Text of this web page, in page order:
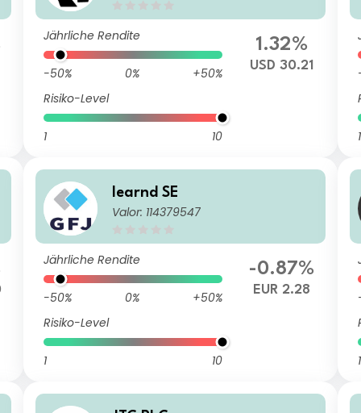
Jährliche Rendite
-50% 0%
+50%
Risiko-Level
1 10
1.32%
USD 30.21
1
learnd SE
Valor: 114379547
Jährliche Rendite
-50% 0%
+50%
Risiko-Level
1 10
-0.87%
EUR 2.28
1